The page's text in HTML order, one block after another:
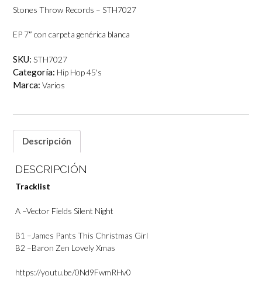
Stones Throw Records ‎– STH7027
EP 7″ con carpeta genérica blanca
SKU: STH7027
Categoría: Hip Hop 45's
Marca: Varios
Descripción
DESCRIPCIÓN
Tracklist
A –Vector Fields Silent Night
B1 –James Pants This Christmas Girl
B2 –Baron Zen Lovely Xmas
https://youtu.be/0Nd9FwmRHv0